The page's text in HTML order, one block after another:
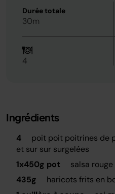
Durée totale
30m
4
Ingrédients
4
poit poit poitrines de
et sur sur surgelées
1x450g pot
salsa rouge
435g
haricots frits en